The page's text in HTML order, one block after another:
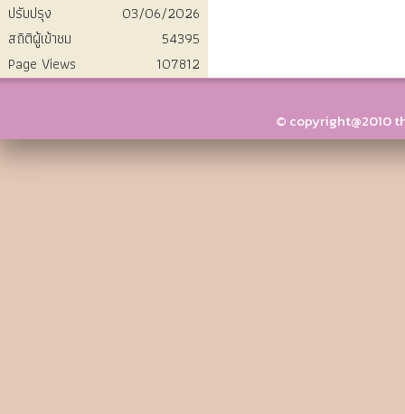
ปรับปรุง
03/06/2026
สถิติผู้เข้าชม
54395
Page Views
107812
© copyright@2010